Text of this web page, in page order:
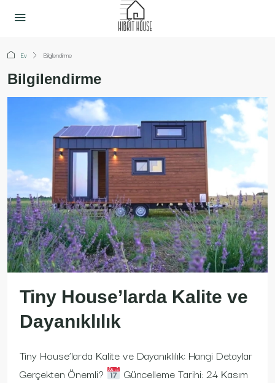
Ev Bilgilendirme
Bilgilendirme
Tiny House’larda Kalite ve
Dayanıklılık
Tiny House’larda Kalite ve Dayanıklılık: Hangi Detaylar
Gerçekten Önemli?
Güncelleme Tarihi: 24 Kasım